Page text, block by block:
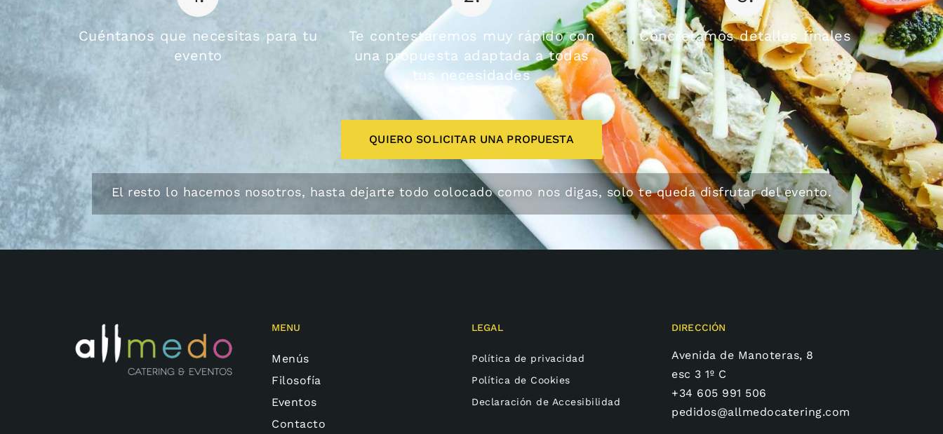
Cuéntanos que necesitas para tu
evento
Te contestaremos muy rápido con
una propuesta adaptada a todas
tus necesidades
Concretamos detalles finales
QUIERO SOLICITAR UNA PROPUESTA
El resto lo hacemos nosotros, hasta dejarte todo colocado como nos digas, solo te queda disfrutar del evento.
MENU
Menús
Filosofía
Eventos
Contacto
LEGAL
Política de privacidad
Política de Cookies
Declaración de Accesibilidad
DIRECCIÓN
Avenida de Manoteras, 8
esc 3 1º C
+34 605 991 506
pedidos@allmedocatering.com